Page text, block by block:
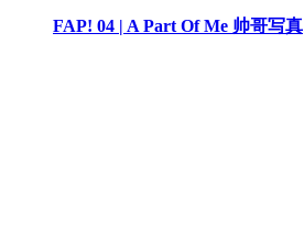
FAP! 04 | A Part Of Me 帅哥写真